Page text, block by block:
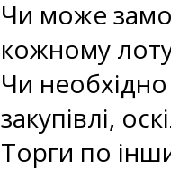
Чи може
кожному
Чи
закупівлі,
Торги по